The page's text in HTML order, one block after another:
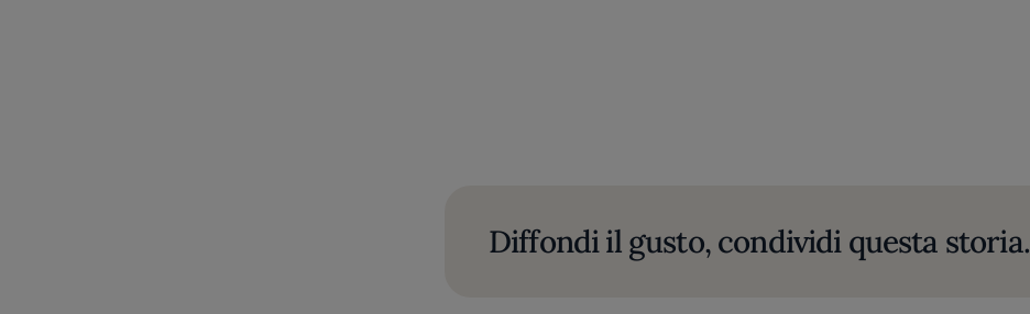
Diffondi il gusto, condividi questa storia.